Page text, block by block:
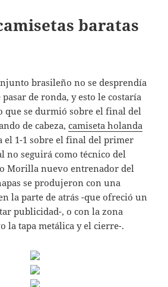
baratas
brasileño no se desprendía
pasar de ronda, y esto le costaría
que se durmió sobre el final del
de cabeza,camiseta holanda
el 1-1 sobre el final del primer
no seguirá como técnico del
Morilla nuevo entrenador del
se produjeron con una
la parte de atrás -que ofreció un
publicidad-, o con la zona
la tapa metálica y el cierre-.